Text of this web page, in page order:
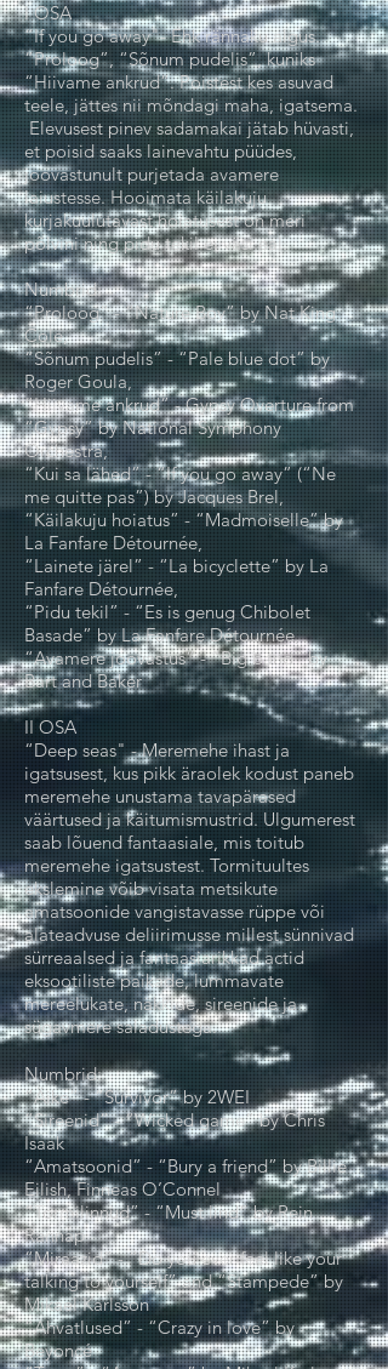
I OSA
“If you go away"- Ehk rännaku algus.
“Proloog”, “Sõnum pudelis”, kuniks
“Hiivame ankrud”. Poistest kes asuvad
teele, jättes nii mõndagi maha, igatsema.
Elevusest pinev sadamakai jätab hüvasti,
et poisid saaks lainevahtu püüdes,
joovastunult purjetada avamere
laiustesse. Hooimata käilakuju
kurjakuulutavast hoiatusest on meri
põlvini ning pidu tekil ei väsi eal.
Numbrid:
“Proloog” - “Nature Boy” by Nat King
Cole,
“Sõnum pudelis” - “Pale blue dot” by
Roger Goula,
“Hiivame ankrud” - Gypsy Overture from
“Gypsy” by National Symphony
Orchestra,
“Kui sa lähed” - “If you go away” (“Ne
me quitte pas”) by Jacques Brel,
“Käilakuju hoiatus” - “Madmoiselle” by
La Fanfare Détournée,
“Lainete järel” - “La bicyclette” by La
Fanfare Détournée,
“Pidu tekil” - “Es is genug Chibolet
Basade” by La Fanfare Détournée,
“Avamere joovastus” - “Big band” by
Bart and Baker
II OSA
“Deep seas" - Meremehe ihast ja
igatsusest, kus pikk äraolek kodust paneb
meremehe unustama tavapärased
väärtused ja käitumismustrid. Ulgumerest
saab lõuend fantaasiale, mis toitub
meremehe igatsustest. Tormituultes
ekslemine võib visata metsikute
amatsoonide vangistavasse rüppe või
alateadvuse deliirimusse millest sünnivad
sürreaalsed ja fantaasiarikkad actid
eksootiliste paikade, lummavate
mereelukate, näkkide, sireenide ja
sügavmere saladustega.
Numbrid:
“Äike” - “Survivor” by 2WEI
“Sireenid” - “Wicked game” by Chris
Isaak
“Amatsoonid” - “Bury a friend” by Billie
Eilish, Finneas O’Connel
“Tormilinnud” - “Must lind” by Rein
Rannap
“Miraazid” - “Do you ever feel like your
talking to yourself” and “Stampede” by
Mikael Karlsson
“Ahvatlused” - “Crazy in love” by
Beyoncé